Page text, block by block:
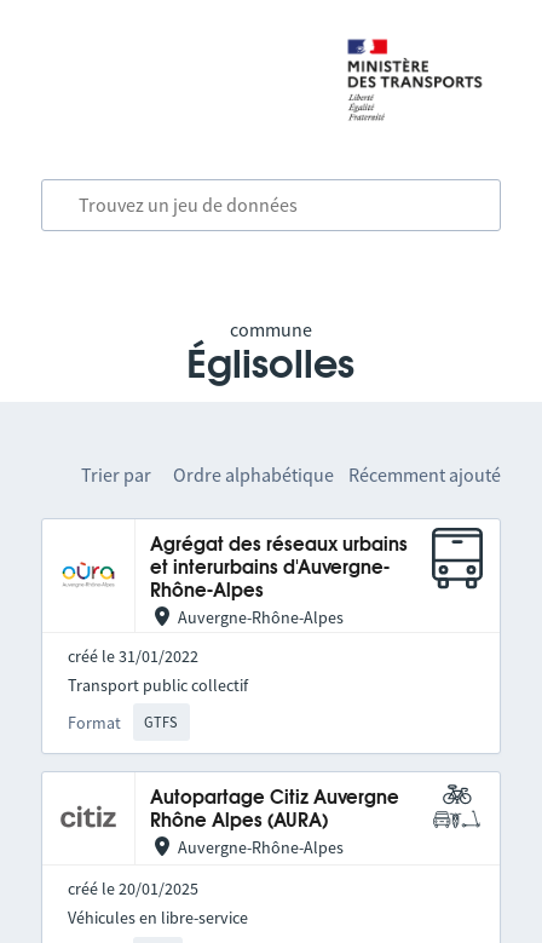
commune
Églisolles
Trier par Ordre alphabétique Récemment ajouté
Agrégat des réseaux urbains
et interurbains d'Auvergne-
Rhône-Alpes
Auvergne-Rhône-Alpes
créé le 31/01/2022
Format GTFS
Transport public collectif
Autopartage Citiz Auvergne
Rhône Alpes (AURA)
Auvergne-Rhône-Alpes
créé le 20/01/2025
Véhicules en libre-service